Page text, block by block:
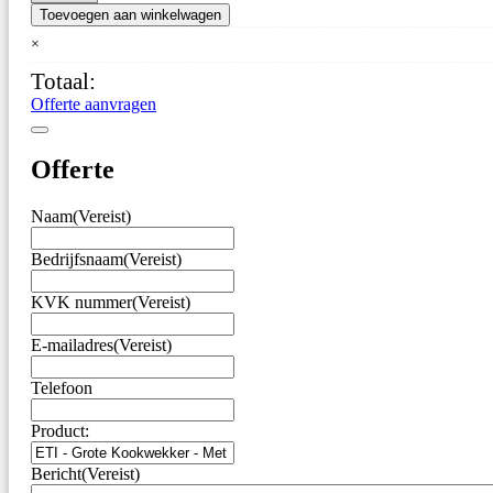
–
Grote
–
Met
&
Grote
aantal
Toevoegen aan winkelwagen
×
Totaal:
Offerte aanvragen
Offerte
Naam(Vereist)
Bedrijfsnaam(Vereist)
KVK nummer(Vereist)
E-mailadres(Vereist)
Telefoon
Product:
Bericht(Vereist)